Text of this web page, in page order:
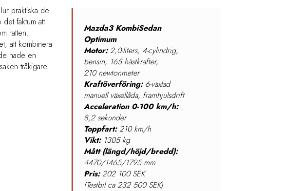
Mazda3 KombiSedan
Optimum
Motor:2,0-liters, 4-cylindrig,
bensin, 165 hästkrafter,
210 newtonmeter
Kraftöverföring:6-växlad
manuell växellåda, framhjulsdrift
Acceleration 0-100 km/h:
8,2 sekunder
Toppfart:210 km/h
Vikt: 1305 kg
Mått (längd/höjd/bredd):
4470/1465/1795 mm
Pris:202 100 SEK
(Testbil ca 232 500 SEK)
praktiska de
faktum att
ratten.
att kombinera
hade en
tråkigare.